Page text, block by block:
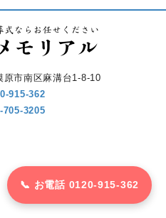
📞 お電話 0120-915-362
市南区麻溝台1-8-10
915-362
705-3205